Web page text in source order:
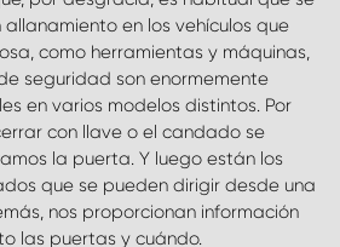
en los vehículos que
como herramientas y máquinas,
seguridad son enormemente
en varios modelos distintos. Por
con llave o el candado se
la puerta. Y luego están los
que se pueden dirigir desde una
nos proporcionan información
las puertas y cuándo.